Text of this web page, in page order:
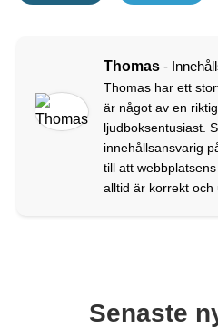
Thomas -
Thomas har ett
är något av en
ljudboksentusiast.
innehållsansvarig
till att
alltid är korrekt och
Senaste